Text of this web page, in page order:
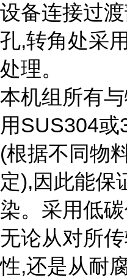
设备连接过
孔,转角处采
处理。
本机组所有
用SUS304或
(根据不同物
定),因此能保
染。采用低
无论从对所
性,还是从耐